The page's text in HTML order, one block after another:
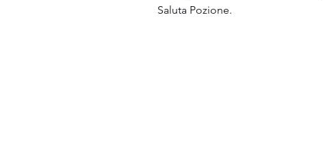
Saluta Pozione.